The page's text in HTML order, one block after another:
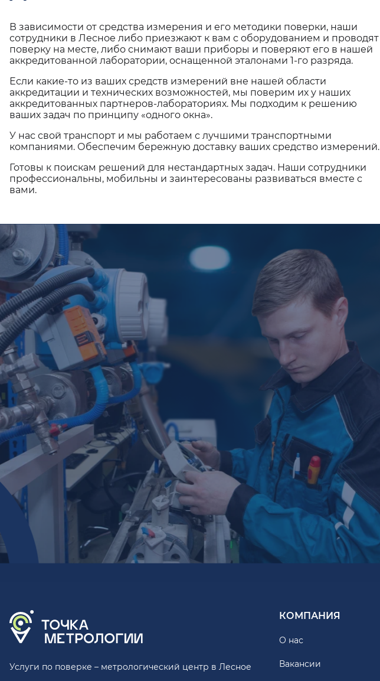
В зависимости от средства измерения и его методики поверки, наши
сотрудники в Лесное либо приезжают к вам с оборудованием и проводят
поверку на месте, либо снимают ваши приборы и поверяют его в нашей
аккредитованной лаборатории, оснащенной эталонами 1-го разряда.
Если какие-то из ваших средств измерений вне нашей области
аккредитации и технических возможностей, мы поверим их у наших
аккредитованных партнеров-лабораториях. Мы подходим к решению
ваших задач по принципу «одного окна».
У нас свой транспорт и мы работаем с лучшими транспортными
компаниями. Обеспечим бережную доставку ваших средство измерений.
Готовы к поискам решений для нестандартных задач. Наши сотрудники
профессиональны, мобильны и заинтересованы развиваться вместе с
вами.
Услуги по поверке – метрологический центр в Лесное
КОМПАНИЯ
О нас
Вакансии